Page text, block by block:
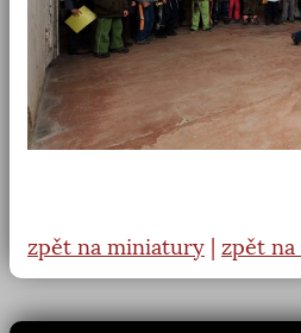
zpět na miniatury zpět